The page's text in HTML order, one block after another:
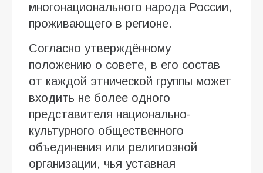
многонационального народа России,
проживающего в регионе.
Согласно утверждённому
положению о совете, в его состав
от каждой этнической группы может
входить не более одного
представителя национально-
культурного общественного
объединения или религиозной
организации, чья уставная